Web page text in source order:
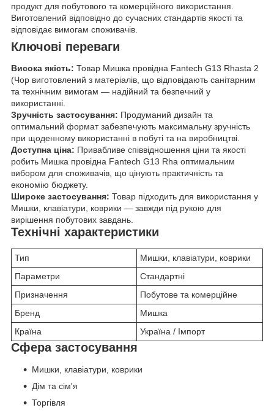
продукт для побутового та комерційного використання.
Виготовлений відповідно до сучасних стандартів якості та
відповідає вимогам споживачів.
Ключові переваги
Висока якість: Товар Мишка провідна Fantech G13 Rhasta 2
(Чор виготовлений з матеріалів, що відповідають санітарним
та технічним вимогам — надійний та безпечний у
використанні.
Зручність застосування: Продуманий дизайн та
оптимальний формат забезпечують максимальну зручність
при щоденному використанні в побуті та на виробництві.
Доступна ціна: Привабливе співвідношення ціни та якості
робить Мишка провідна Fantech G13 Rha оптимальним
вибором для споживачів, що цінують практичність та
економію бюджету.
Широке застосування: Товар підходить для використання у
Мишки, клавіатури, коврики — завжди під рукою для
вирішення побутових завдань.
Технічні характеристики
Тип
Мишки, клавіатури, коврики
Параметри
Стандартні
Призначення
Побутове та комерційне
Бренд
Мишка
Країна
Україна / Імпорт
Сфера застосування
Мишки, клавіатури, коврики
Дім та сім'я
Торгівля